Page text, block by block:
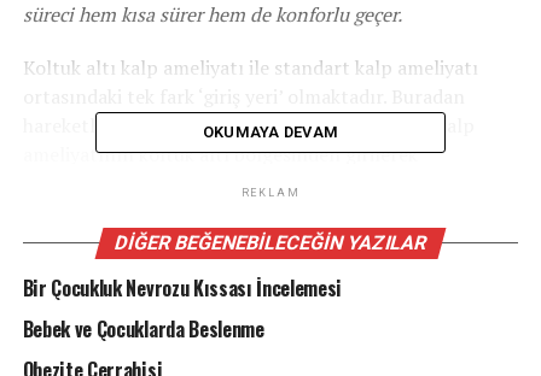
süreci hem kısa sürer hem de konforlu geçer.
Koltuk altı kalp ameliyatı ile standart kalp ameliyatı
hareketle koltuk altı kalp ameliyatını, standart kalp
ameliyatının koltuk altı bölgesinden girilerek
gerçekleştirilmesidir tarifini yapabiliriz. Kalp ameliyatı,
açılması ile gerçekleştirilir. Bu teknik ile gerçekleştirilen
Koltuk Altı Kalp Ameliyatı Kimlere Uygulanabilir?
OKUMAYA DEVAM
REKLAM
DIĞER BEĞENEBILECEĞIN YAZILAR
Bir Çocukluk Nevrozu Kıssası İncelemesi
Bebek ve Çocuklarda Beslenme
Obezite Cerrahisi